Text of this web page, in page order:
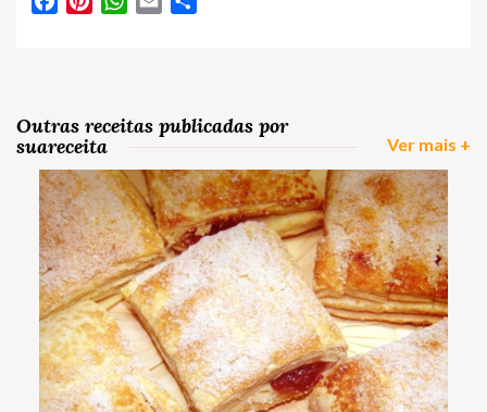
Outras receitas publicadas por
suareceita
Ver mais +